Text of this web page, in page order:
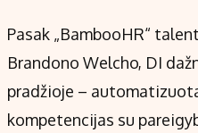
Pasak „BambooHR“
Brandono Welcho, DI
pradžioje –
kompetencijas su